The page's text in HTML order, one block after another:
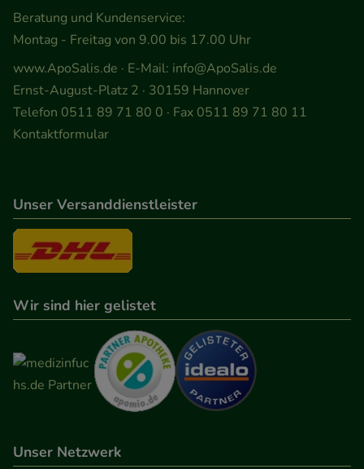
zu gestalten. Bitte beachten Sie, dass Daten hierfür
teilweise an Dritte wie z.B. Google oder soziale
Beratung und Kundenservice:
Montag - Freitag von 9.00 bis 17.00 Uhr
www.ApoSalis.de · E-Mail: info@ApoSalis.de
Ernst-August-Platz 2 · 30159 Hannover
Telefon 0511 89 71 80 0 · Fax 0511 89 71 80 11
Kontaktformular
Unser Versanddienstleister
Wir sind hier gelistet
Unser Netzwerk